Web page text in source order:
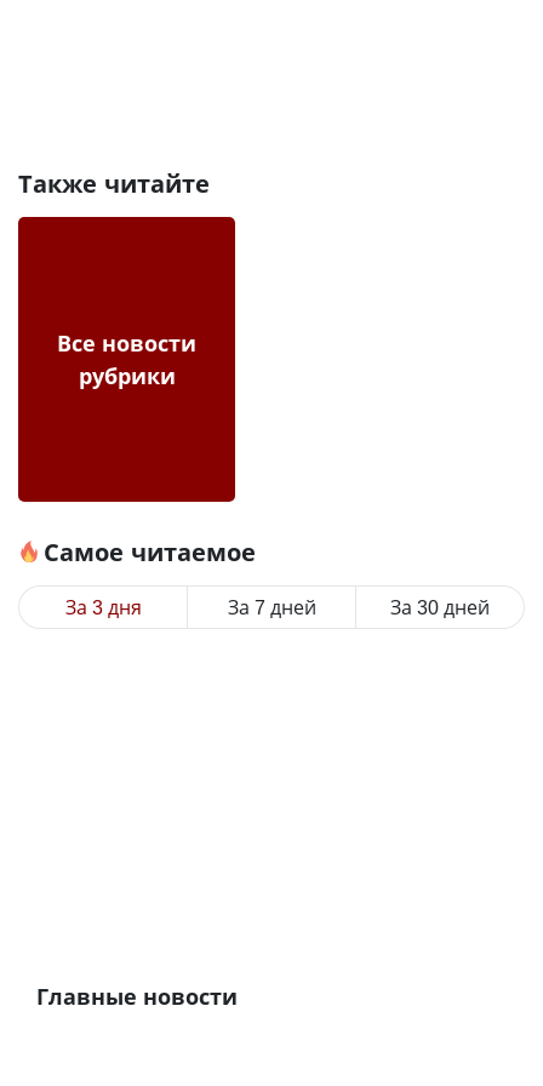
Также читайте
Все новости
рубрики
Самое читаемое
За 3 дня За 7 дней За 30 дней
Главные новости